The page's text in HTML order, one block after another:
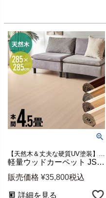
【天然木＆丈夫な硬質UV塗装】本間4.5畳用の大きなウッドカーペット（約285x285cm）安心の低ホルマリンタイプフローリングカーペット 新生活
軽量ウッドカーペット JS-80 本間4.5畳用 約285×285cm 1梱包 天然木タモ突板 [js-80-h45]
販売価格 ¥35,800税込
詳細を見る